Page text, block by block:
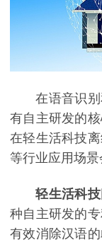
在语音识
有自主研发的
在轻生活科技
等行业应用场景
轻生活科技
种自主研发的
有效消除汉语